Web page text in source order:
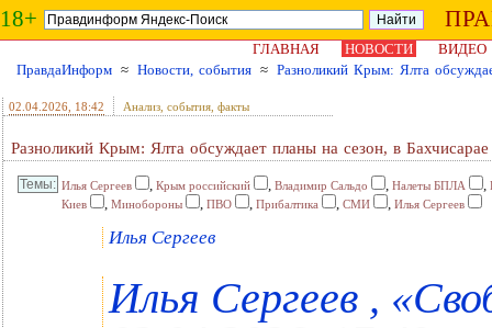
18+
ГЛАВНАЯ НОВОСТИ
ВИДЕО
ПравдаИнформ ≈ Новости, события ≈ Разноликий Крым: Ялта
02.04.2026 , 18:42 Анализ, события, факты
Разноликий Крым: Ялта обсуждает планы на сезон, в
Илья Сергеев , Крым российский , Владимир Сальдо , Налеты БПЛА ,
Киев
, Минобороны , ПВО , Прибалтика , СМИ , Илья Сергеев
Илья Сергеев
Илья Сергеев ,